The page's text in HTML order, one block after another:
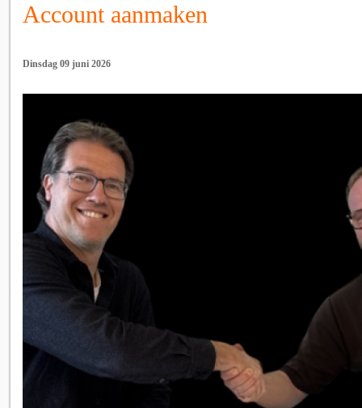
Account aanmaken
Dinsdag 09 juni 2026